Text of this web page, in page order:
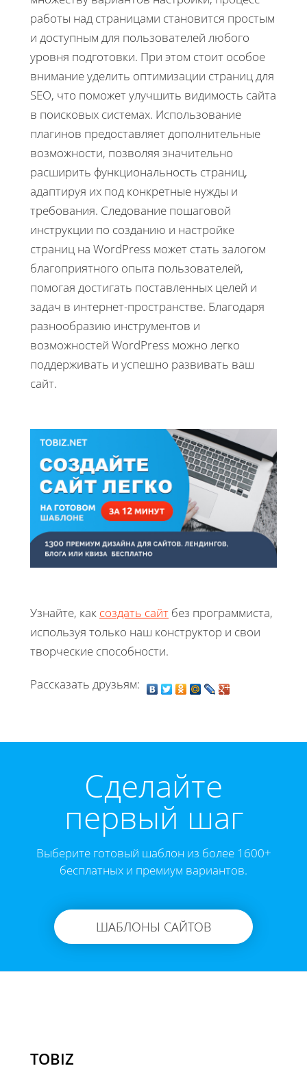
работы над страницами становится простым
и доступным для пользователей любого
уровня подготовки. При этом стоит особое
внимание уделить оптимизации страниц для
SEO, что поможет улучшить видимость сайта
в поисковых системах. Использование
плагинов предоставляет дополнительные
возможности, позволяя значительно
расширить функциональность страниц,
адаптируя их под конкретные нужды и
требования. Следование пошаговой
инструкции по созданию и настройке
страниц на WordPress может стать залогом
благоприятного опыта пользователей,
помогая достигать поставленных целей и
задач в интернет-пространстве. Благодаря
разнообразию инструментов и
возможностей WordPress можно легко
поддерживать и успешно развивать ваш
сайт.
Узнайте, как создать сайт без программиста,
используя только наш конструктор и свои
творческие способности.
Рассказать друзьям:
Cделайте
первый шаг
Выберите готовый шаблон из более 1600+
бесплатных и премиум вариантов.
ШАБЛОНЫ САЙТОВ
TOBIZ